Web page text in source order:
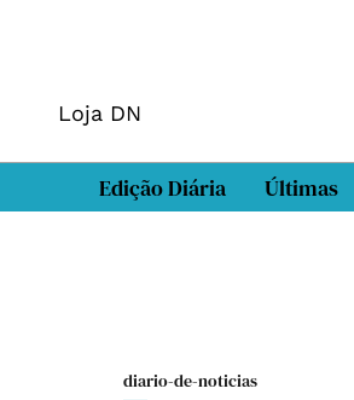
Loja DN
Edição Diária Últimas
diario-de-noticias